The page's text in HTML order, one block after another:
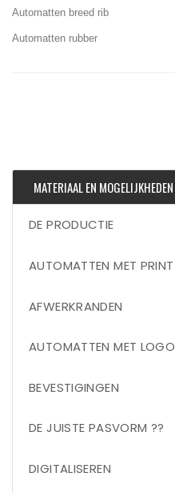
Automatten breed rib
Automatten rubber
MATERIAAL EN MOGELIJKHEDEN
DE PRODUCTIE
AUTOMATTEN MET PRINT
AFWERKRANDEN
AUTOMATTEN MET LOGO
BEVESTIGINGEN
DE JUISTE PASVORM ??
DIGITALISEREN